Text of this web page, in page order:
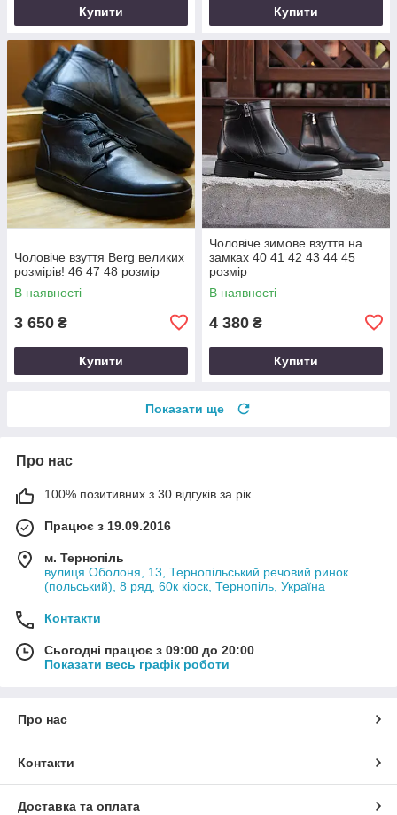
Купити Купити
Чоловіче взуття Berg великих
розмірів! 46 47 48 розмір
В наявності
3 650 ₴
Купити
Чоловіче зимове взуття на
замках 40 41 42 43 44 45
розмір
В наявності
4 380 ₴
Купити
Показати ще
Про нас
100% позитивних з 30 відгуків за рік
Працює з 19.09.2016
м. Тернопіль
вулиця Оболоня, 13, Тернопільський речовий ринок
(польський), 8 ряд, 60к кіоск, Тернопіль, Україна
Контакти
Сьогодні працює з 09:00 до 20:00
Показати весь графік роботи
Про нас
Контакти
Доставка та оплата